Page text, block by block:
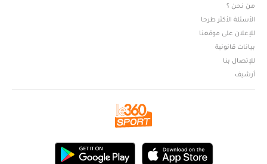
من نحن ؟
الأسئلة الأكثر طرحا
للإعلان على موقعنا
بيانات قانونية
للإتصال بنا
أرشيف